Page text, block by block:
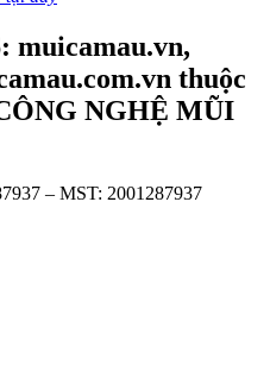
muicamau.vn,
thuộc
NGHỆ MŨI
– MST: 2001287937